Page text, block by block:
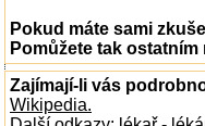
Pokud máte sami
Pomůžete tak ostatním
Zajímají-li vás
Wikipedia.